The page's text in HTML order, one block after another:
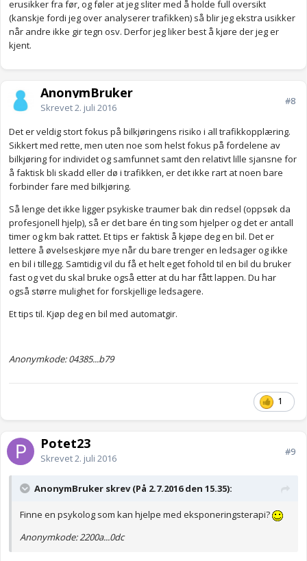
tur... (Jeg vet at mange ler av meg!)
Mitt eneste tips til deg er at om du først tar lappen, så kjør mye!
kjør så mye at du føler deg trygg i bilen. De andre idiotene er det
erusikker fra før, og føler at jeg sliter med å holde full oversikt
(kanskje fordi jeg over analyserer trafikken) så blir jeg ekstra usikker
når andre ikke gir tegn osv. Derfor jeg liker best å kjøre der jeg er
kjent.
AnonymBruker
Skrevet2. juli 2016
#8
Det er veldig stort fokus på bilkjøringens risiko i all trafikkopplæring.
Sikkert med rette, men uten noe som helst fokus på fordelene av
bilkjøring for individet og samfunnet samt den relativt lille sjansne for
å faktisk bli skadd eller dø i trafikken, er det ikke rart at noen bare
forbinder fare med bilkjøring.
Så lenge det ikke ligger psykiske traumer bak din redsel (oppsøk da
profesjonell hjelp), så er det bare én ting som hjelper og det er antall
timer og km bak rattet. Et tips er faktisk å kjøpe deg en bil. Det er
lettere å øvelseskjøre mye når du bare trenger en ledsager og ikke
en bil i tillegg. Samtidig vil du få et helt eget fohold til en bil du bruker
fast og vet du skal bruke også etter at du har fått lappen. Du har
også større mulighet for forskjellige ledsagere.
Et tips til. Kjøp deg en bil med automatgir.
Anonymkode: 04385...b79
1
Potet23
Skrevet2. juli 2016
#9
AnonymBruker skrev (På 2.7.2016 den 15.35):
Finne en psykolog som kan hjelpe med eksponeringsterapi?
Anonymkode: 2200a...0dc